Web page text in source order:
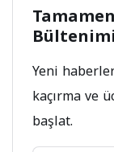
Yeni
kaçırma ve
başlat.